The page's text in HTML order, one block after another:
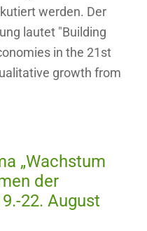
werden. Der
lautet "Building
in the 21st
growth from
„Wachstum
der
22. August